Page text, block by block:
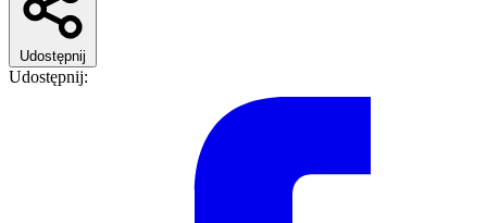
Udostępnij
Udostępnij: